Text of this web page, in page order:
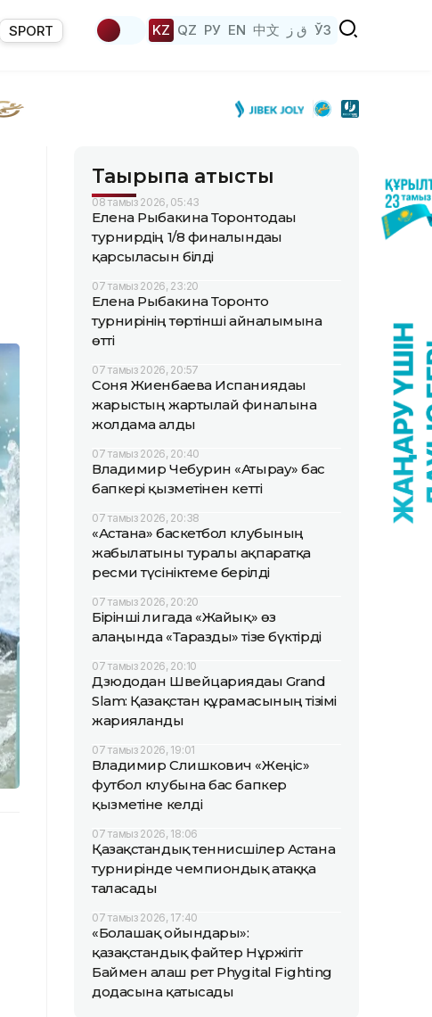
SPORT KZ QZ РУ EN 中文 ق ز ЎЗ
Тақырыпқа қатысты
08 тамыз 2026, 05:43
Елена Рыбакина Торонтодағы
турнирдің 1/8 финалындағы
қарсыласын білді
07 тамыз 2026, 23:20
Елена Рыбакина Торонто
турнирінің төртінші айналымына
өтті
07 тамыз 2026, 20:57
Соня Жиенбаева Испаниядағы
жарыстың жартылай финалына
жолдама алды
07 тамыз 2026, 20:40
Владимир Чебурин «Атырау» бас
бапкері қызметінен кетті
07 тамыз 2026, 20:38
«Астана» баскетбол клубының
жабылатыны туралы ақпаратқа
ресми түсініктеме берілді
07 тамыз 2026, 20:20
Бірінші лигада «Жайық» өз
алаңында «Таразды» тізе бүктірді
07 тамыз 2026, 20:10
Дзюдодан Швейцариядағы Grand
Slam: Қазақстан құрамасының тізімі
жарияланды
07 тамыз 2026, 19:01
Владимир Слишкович «Жеңіс»
футбол клубына бас бапкер
қызметіне келді
07 тамыз 2026, 18:06
Қазақстандық теннисшілер Астана
турнирінде чемпиондық атаққа
таласады
07 тамыз 2026, 17:40
«Болашақ ойындары»:
қазақстандық файтер Нұржігіт
Баймен алғаш рет Phygital Fighting
додасына қатысады